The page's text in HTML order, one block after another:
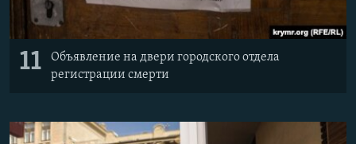
11
Объявление на двери городского отдела
регистрации смерти